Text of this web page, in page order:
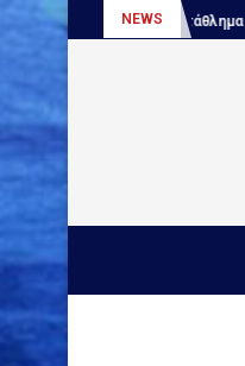
NEWS
Παγκόσμιο πρωτάθλημα Παίδων:...